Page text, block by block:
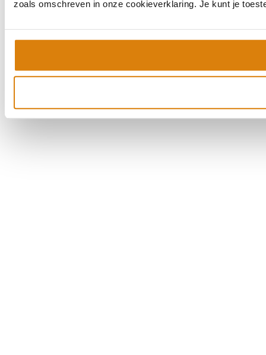
zoals omschreven in onze cookieverklaring. Je kunt je